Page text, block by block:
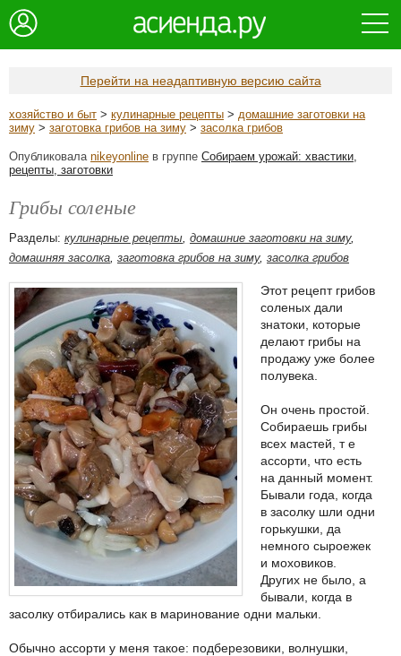
Перейти на неадаптивную версию сайта
хозяйство и быт > кулинарные рецепты > домашние заготовки на
зиму > заготовка грибов на зиму > засолка грибов
Опубликовала nikeyonline в группе Собираем урожай: хвастики,
рецепты, заготовки
Грибы соленые
Разделы: кулинарные рецепты, домашние заготовки на зиму,
домашняя засолка, заготовка грибов на зиму, засолка грибов
Этот рецепт грибов
соленых дали
знатоки, которые
делают грибы на
продажу уже более
полувека.
Он очень простой.
Собираешь грибы
всех мастей, т е
ассорти, что есть
на данный момент.
Бывали года, когда
в засолку шли одни
горькушки, да
немного сыроежек
и моховиков.
Других не было, а
бывали, когда в
засолку отбирались как в маринование одни мальки.
Обычно ассорти у меня такое: подберезовики, волнушки,